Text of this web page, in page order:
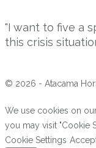
"I want to five a
this crisis
© 2026 - Atacama
We use cookies on
you may visit "Cookie
Cookie Settings